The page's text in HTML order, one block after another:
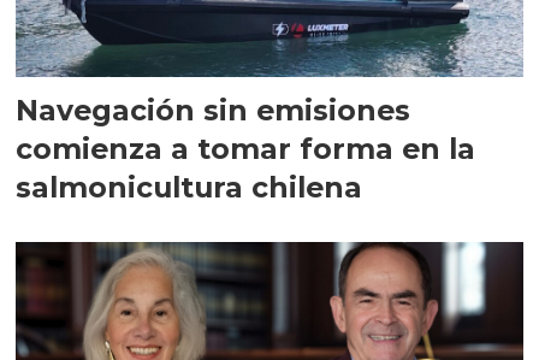
Navegación sin emisiones
comienza a tomar forma en la
salmonicultura chilena